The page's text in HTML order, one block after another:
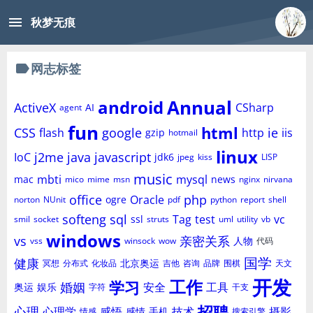
menu 秋梦无痕
label网志标签
ActiveX agent AI androidAnnual CSharp
CSS flash fun google gzip hotmail html http ie iis
IoC j2me java javascript jdk6 jpeg kiss linux LISP
mac mbti mico mime msn music mysql news nginx nirvana
norton NUnit office ogre Oracle pdf php python report shell
smil socket softeng sql ssl struts Tag test uml utility vb vc
vs vss windows winsock wow 亲密关系 人物 代码
健康 冥想 分布式 化妆品 北京奥运 吉他 咨询 品牌 围棋 国学 天文
奥运 娱乐 婚姻 字符 学习 安全 工作 工具 干支 开发